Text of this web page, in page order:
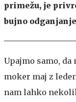
primežu, je
bujno
Upajmo samo,
moker maj z
nam lahko